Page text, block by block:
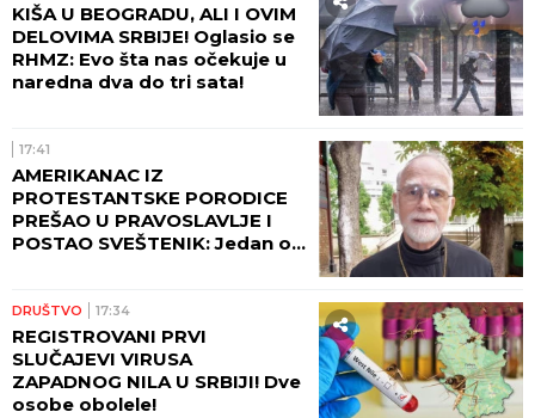
KIŠA U BEOGRADU, ALI I OVIM
DELOVIMA SRBIJE! Oglasio se
RHMZ: Evo šta nas očekuje u
naredna dva do tri sata!
17:41
AMERIKANAC IZ
PROTESTANTSKE PORODICE
PREŠAO U PRAVOSLAVLJE I
POSTAO SVEŠTENIK: Jedan od
putu preobraćenja
DRUŠTVO 17:34
REGISTROVANI PRVI
SLUČAJEVI VIRUSA
ZAPADNOG NILA U SRBIJI! Dve
osobe obolele!